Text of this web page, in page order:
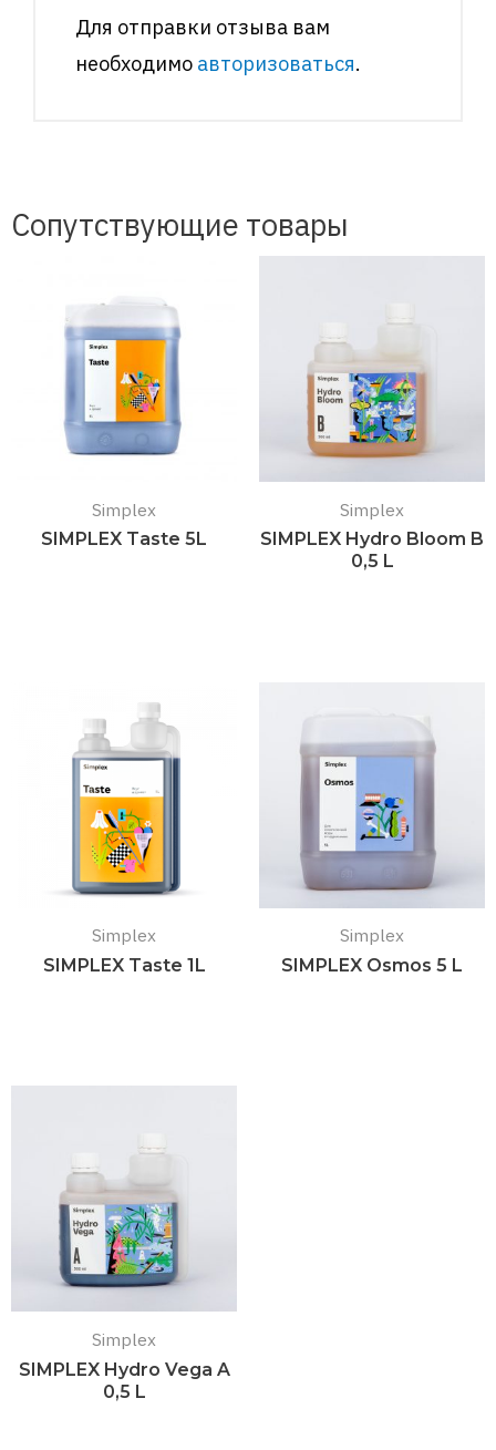
Для отправки отзыва вам
необходимо авторизоваться.
Сопутствующие товары
Simplex
SIMPLEX Taste 5L
Simplex
SIMPLEX Hydro Bloom B
0,5 L
Simplex
SIMPLEX Taste 1L
Simplex
SIMPLEX Osmos 5 L
Simplex
SIMPLEX Hydro Vega A
0,5 L